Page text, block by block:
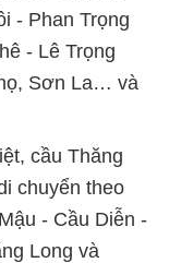
- Phan Trọng
- Lê Trọng
Sơn La… và
cầu Thăng
chuyển theo
- Cầu Diễn -
Long và